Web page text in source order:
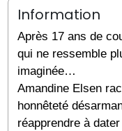
Information
Après 17 ans de
qui ne ressemble
imaginée…
Amandine Elsen
honnêteté
réapprendre à